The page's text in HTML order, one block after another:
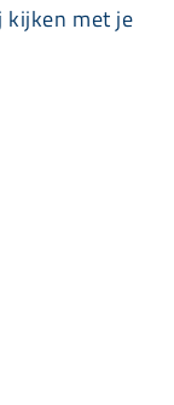
kijken met je